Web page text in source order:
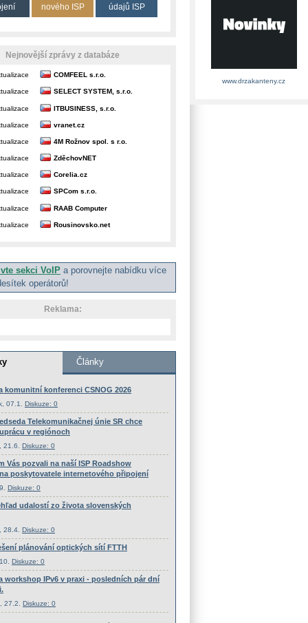
nového ISP
údajů ISP
Nejnovější zprávy z databáze
COMFEEL s.r.o.
SELECT SYSTEM, s.r.o.
ITBUSINESS, s.r.o.
vranet.cz
4M Rožnov spol. s r.o.
ZděchovNET
Corelia.cz
SPCom s.r.o.
RAAB Computer
Rousinovsko.net
sekci VoIP a porovnejte nabídku více
operátorů!
Reklama:
www.drzakanteny.cz